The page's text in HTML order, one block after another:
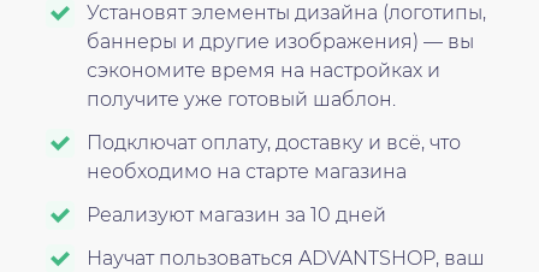
Установят элементы дизайна (логотипы,
баннеры и другие изображения) — вы
сэкономите время на настройках и
получите уже готовый шаблон.
Подключат оплату, доставку и всё, что
необходимо на старте магазина
Реализуют магазин за 10 дней
Научат пользоваться ADVANTSHOP, ваш